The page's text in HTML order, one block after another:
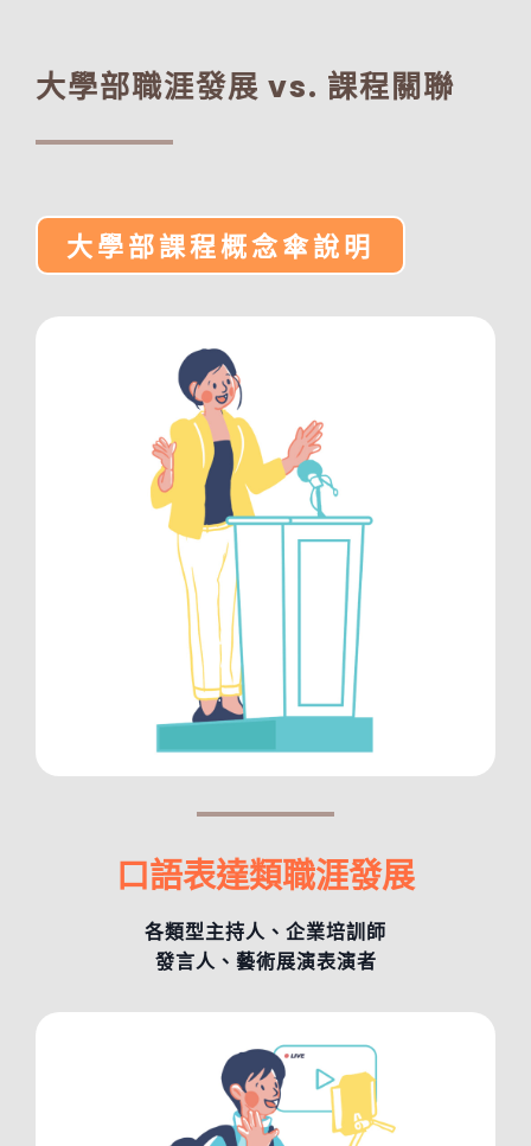
大學部職涯發展 vs. 課程關聯
大學部課程概念傘說明
口語表達類職涯發展
各類型主持人、企業培訓師
發言人、藝術展演表演者